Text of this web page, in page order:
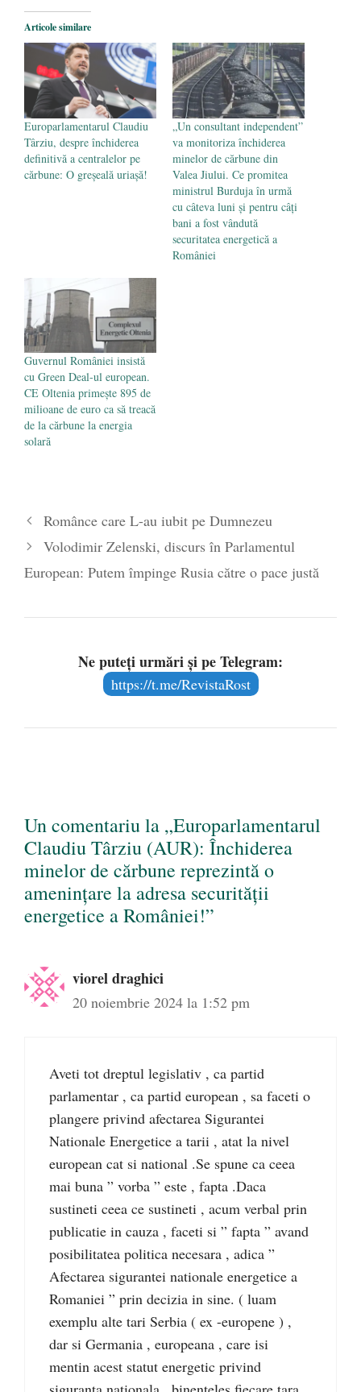
Legea Vexler produce efecte. Bustul
poetului Octavian Goga, înlăturat din Iași
- 16 aprilie 2026
Articole similare
Europarlamentarul Claudiu
Târziu, despre închiderea
definitivă a centralelor pe
cărbune: O greșeală uriașă!
„Un consultant independent”
va monitoriza închiderea
minelor de cărbune din
Valea Jiului. Ce promitea
ministrul Burduja în urmă
cu câteva luni și pentru câți
bani a fost vândută
securitatea energetică a
României
Guvernul României insistă
cu Green Deal-ul european.
CE Oltenia primește 895 de
milioane de euro ca să treacă
de la cărbune la energia
solară
Românce care L-au iubit pe Dumnezeu
Volodimir Zelenski, discurs în Parlamentul
European: Putem împinge Rusia către o pace justă
Ne puteți urmări și pe Telegram:
https://t.me/RevistaRost
Un comentariu la „Europarlamentarul
Claudiu Târziu (AUR): Închiderea
minelor de cărbune reprezintă o
amenințare la adresa securității
energetice a României!”
viorel draghici
20 noiembrie 2024 la 1:52 pm
Aveti tot dreptul legislativ , ca partid
parlamentar , ca partid european , sa faceti o
plangere privind afectarea Sigurantei
Nationale Energetice a tarii , atat la nivel
european cat si national .Se spune ca ceea
mai buna ” vorba ” este , fapta .Daca
sustineti ceea ce sustineti , acum verbal prin
publicatie in cauza , faceti si ” fapta ” avand
posibilitatea politica necesara , adica ”
Afectarea sigurantei nationale energetice a
Romaniei ” prin decizia in sine. ( luam
exemplu alte tari Serbia ( ex -europene ) ,
dar si Germania , europeana , care isi
mentin acest statut energetic privind